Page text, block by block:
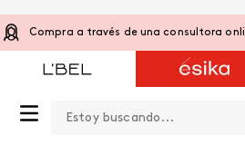
Compra a través de una consultora